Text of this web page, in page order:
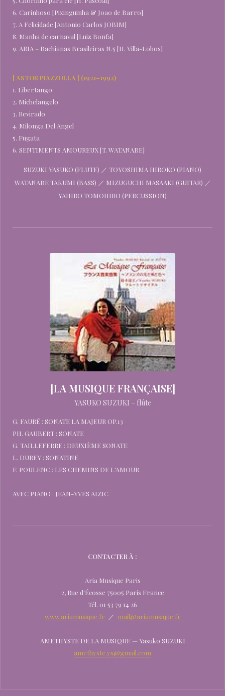
6. Carinhoso [Pixinguinha & Joao de Barro]
7. A Felicidade [Antonio Carlos JOBIM]
8. Manha de carnaval [Luiz Bonfa]
9. ARIA – Bachianas Brasileiras N.5 [H. Villa-Lobos]
[ ASTOR PIAZZOLLA ] (1921–1992)
1. Libertango
2. Michelangelo
3. Revirado
4. Milonga Del Angel
5. Fugata
6. SENTIMENTS AMOUREUX [T. WATANABE]
SUZUKI YASUKO (FLUTE) ／ TOYOSHIMA HIROKO (PIANO)
WATANABE TAKUMI (BASS) ／ MIZUGUCHI MASAAKI (GUITAR) ／
YAHIRO TOMOHIRO (PERCUSSION)
[LA MUSIQUE FRANÇAISE]
YASUKO SUZUKI – flûte
G. FAURÉ : SONATE LA MAJEUR OP.13
PH. GAUBERT : SONATE
G. TAILLEFERRE : DEUXIÈME SONATE
L. DUREY : SONATINE
F. POULENC : LES CHEMINS DE L'AMOUR
AVEC PIANO : JEAN-YVES AIZIC
CONTACTER À :
Aria Musique Paris
2, Rue d'Écosse 75005 Paris France
Tél. 01 53 79 14 26
www.ariamusique.fr ／ mail@ariamusique.fr
AMETHYSTE DE LA MUSIQUE — Yasuko SUZUKI
amethyste.ys@gmail.com